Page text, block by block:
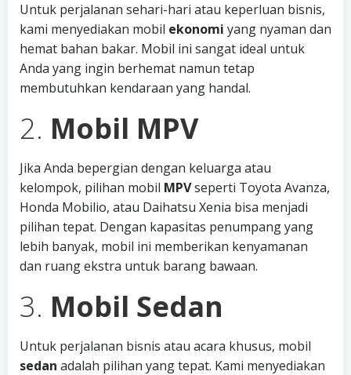
Untuk perjalanan sehari-hari atau keperluan bisnis,
kami menyediakan mobil ekonomi yang nyaman dan
hemat bahan bakar. Mobil ini sangat ideal untuk
Anda yang ingin berhemat namun tetap
membutuhkan kendaraan yang handal.
2. Mobil MPV
Jika Anda bepergian dengan keluarga atau
kelompok, pilihan mobil MPVseperti Toyota Avanza,
Honda Mobilio, atau Daihatsu Xenia bisa menjadi
pilihan tepat. Dengan kapasitas penumpang yang
lebih banyak, mobil ini memberikan kenyamanan
dan ruang ekstra untuk barang bawaan.
3. Mobil Sedan
Untuk perjalanan bisnis atau acara khusus, mobil
sedan adalah pilihan yang tepat. Kami menyediakan